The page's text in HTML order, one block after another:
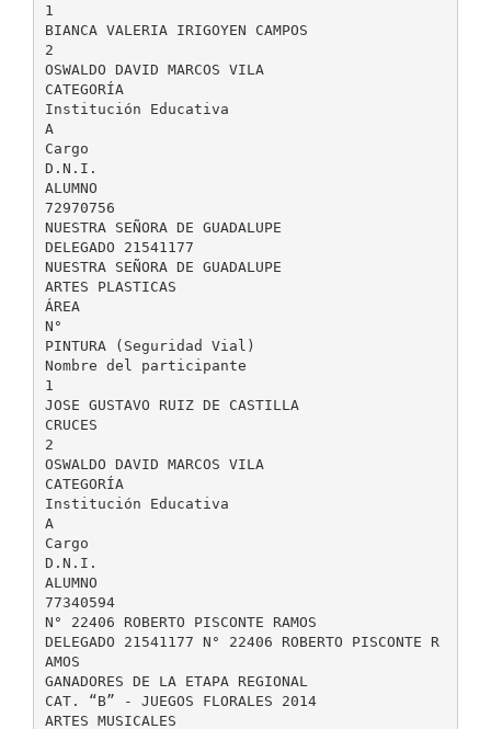
1
BIANCA VALERIA IRIGOYEN CAMPOS
2
OSWALDO DAVID MARCOS VILA
CATEGORÍA
Institución Educativa
A
Cargo
D.N.I.
ALUMNO
72970756
NUESTRA SEÑORA DE GUADALUPE
DELEGADO 21541177
NUESTRA SEÑORA DE GUADALUPE
ARTES PLASTICAS
ÁREA
N°
PINTURA (Seguridad Vial)
Nombre del participante
1
JOSE GUSTAVO RUIZ DE CASTILLA
CRUCES
2
OSWALDO DAVID MARCOS VILA
CATEGORÍA
Institución Educativa
A
Cargo
D.N.I.
ALUMNO
77340594
N° 22406 ROBERTO PISCONTE RAMOS
DELEGADO 21541177 N° 22406 ROBERTO PISCONTE R
AMOS
GANADORES DE LA ETAPA REGIONAL
CAT. “B” - JUEGOS FLORALES 2014
ARTES MUSICALES